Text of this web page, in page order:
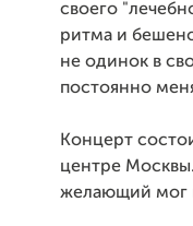
своего
ритма и
не одинок в
постоянно
Концерт
центре
желающий мог